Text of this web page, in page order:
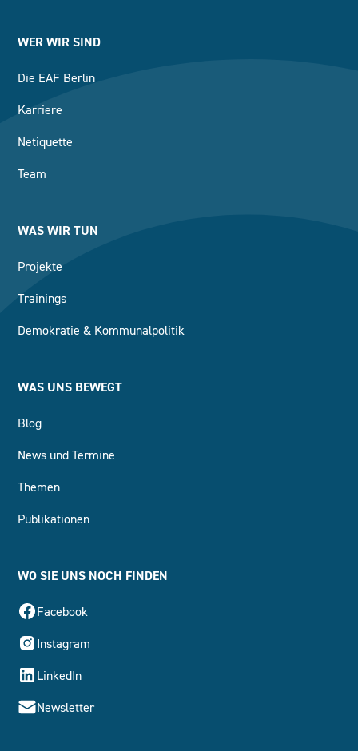
WER WIR SIND
Die EAF Berlin
Karriere
Netiquette
Team
WAS WIR TUN
Projekte
Trainings
Demokratie & Kommunalpolitik
WAS UNS BEWEGT
Blog
News und Termine
Themen
Publikationen
WO SIE UNS NOCH FINDEN
Facebook
Instagram
LinkedIn
Newsletter